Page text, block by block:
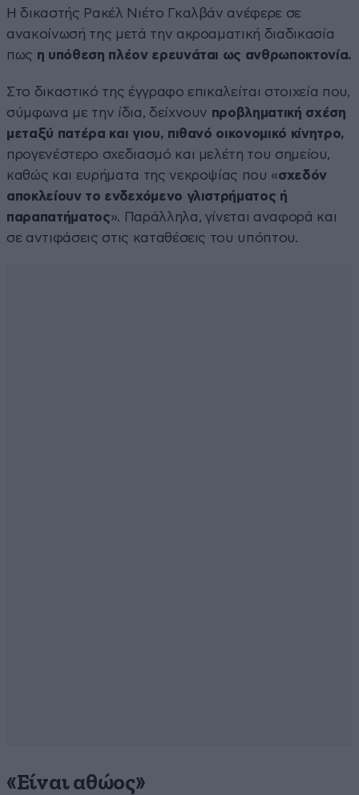
Η δικαστής Ρακέλ Νιέτο Γκαλβάν ανέφερε σε
ανακοίνωσή της μετά την ακροαματική διαδικασία
πως η υπόθεση πλέον ερευνάται ως ανθρωποκτονία.
Στο δικαστικό της έγγραφο επικαλείται στοιχεία που,
σύμφωνα με την ίδια, δείχνουν προβληματική σχέση
μεταξύ πατέρα και γιου, πιθανό οικονομικό κίνητρο,
προγενέστερο σχεδιασμό και μελέτη του σημείου,
καθώς και ευρήματα της νεκροψίας που «σχεδόν
αποκλείουν το ενδεχόμενο γλιστρήματος ή
παραπατήματος». Παράλληλα, γίνεται αναφορά και
σε αντιφάσεις στις καταθέσεις του υπόπτου.
«Είναι αθώος»